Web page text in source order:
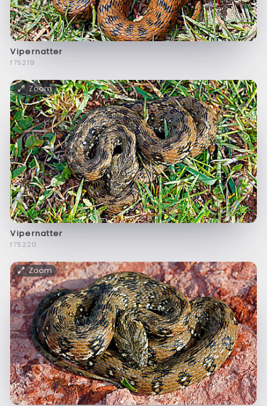
Vipernatter
f75219
Zoom
Vipernatter
f75220
Zoom